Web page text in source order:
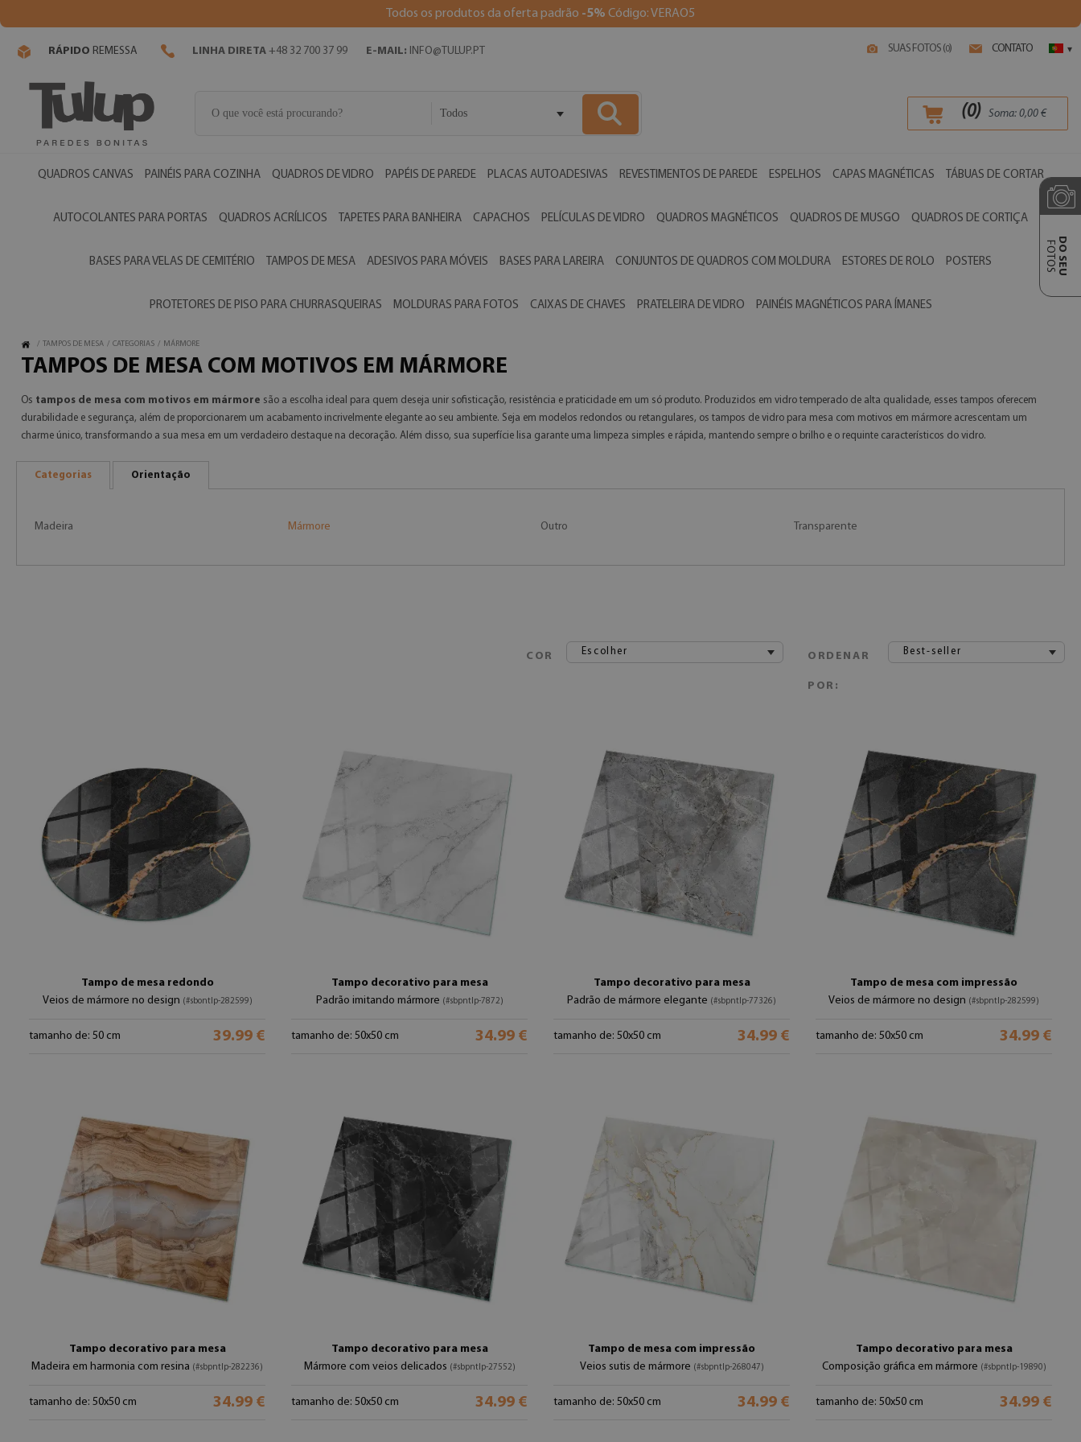
Todos os produtos da oferta padrão -5% Código: VERAO5
SUAS FOTOS (0) CONTATO ▾
RÁPIDO REMESSA LINHA DIRETA +48 32 700 37 99 E-MAIL: INFO@TULUP.PT
Todos (0) Soma: 0,00 €
QUADROS CANVAS PAINÉIS PARA COZINHA QUADROS DE VIDRO PAPÉIS DE PAREDE PLACAS AUTOADESIVAS REVESTIMENTOS DE PAREDE ESPELHOS CAPAS MAGNÉTICAS TÁBUAS DE CORTAR
AUTOCOLANTES PARA PORTAS QUADROS ACRÍLICOS TAPETES PARA BANHEIRA CAPACHOS PELÍCULAS DE VIDRO QUADROS MAGNÉTICOS QUADROS DE MUSGO QUADROS DE CORTIÇA
BASES PARA VELAS DE CEMITÉRIO TAMPOS DE MESA ADESIVOS PARA MÓVEIS BASES PARA LAREIRA CONJUNTOS DE QUADROS COM MOLDURA ESTORES DE ROLO POSTERS
PROTETORES DE PISO PARA CHURRASQUEIRAS MOLDURAS PARA FOTOS CAIXAS DE CHAVES PRATELEIRA DE VIDRO PAINÉIS MAGNÉTICOS PARA ÍMANES
DO SEU
FOTOS
/ TAMPOS DE MESA / CATEGORIAS / MÁRMORE
TAMPOS DE MESA COM MOTIVOS EM MÁRMORE
Os tampos de mesa com motivos em mármore são a escolha ideal para quem deseja unir sofisticação, resistência e praticidade em um só produto. Produzidos em vidro temperado de alta qualidade, esses tampos oferecem
durabilidade e segurança, além de proporcionarem um acabamento incrivelmente elegante ao seu ambiente. Seja em modelos redondos ou retangulares, os tampos de vidro para mesa com motivos em mármore acrescentam um
charme único, transformando a sua mesa em um verdadeiro destaque na decoração. Além disso, sua superfície lisa garante uma limpeza simples e rápida, mantendo sempre o brilho e o requinte característicos do vidro.
Categorias Orientação
Madeira Mármore Outro Transparente
COR Escolher ORDENAR
POR:
Best-seller
Tampo de mesa redondo
Veios de mármore no design (#sbontlp-282599)
tamanho de: 50 cm 39.99 €
Tampo decorativo para mesa
Padrão imitando mármore (#sbpntlp-7872)
tamanho de: 50x50 cm 34.99 €
Tampo decorativo para mesa
Padrão de mármore elegante (#sbpntlp-77326)
tamanho de: 50x50 cm 34.99 €
Tampo de mesa com impressão
Veios de mármore no design (#sbpntlp-282599)
tamanho de: 50x50 cm 34.99 €
Tampo decorativo para mesa
Madeira em harmonia com resina (#sbpntlp-282236)
tamanho de: 50x50 cm 34.99 €
Tampo decorativo para mesa
Mármore com veios delicados (#sbpntlp-27552)
tamanho de: 50x50 cm 34.99 €
Tampo de mesa com impressão
Veios sutis de mármore (#sbpntlp-268047)
tamanho de: 50x50 cm 34.99 €
Tampo decorativo para mesa
Composição gráfica em mármore (#sbpntlp-19890)
tamanho de: 50x50 cm 34.99 €